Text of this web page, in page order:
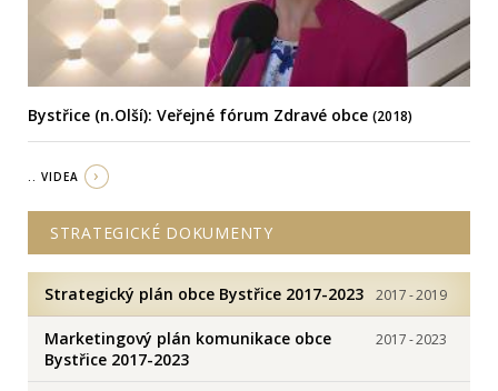
Bystřice (n.Olší): Veřejné fórum Zdravé obce (2018)
.. VIDEA
STRATEGICKÉ DOKUMENTY
Strategický plán obce Bystřice 2017-2023 2017-2019
Marketingový plán komunikace obce
Bystřice 2017-2023
2017-2023